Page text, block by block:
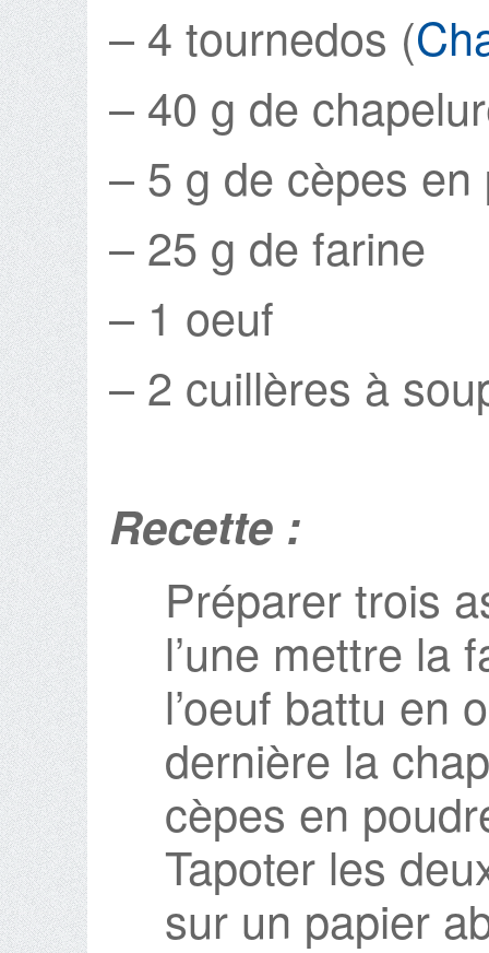
– 4 tournedos (
– 40 g de
– 5 g de cèpes en
– 25 g de farine
– 1 oeuf
– 2 cuillères à
Recette :
Préparer trois
l’une mettre la
l’oeuf battu en
dernière la
cèpes en
Tapoter les
sur un papier